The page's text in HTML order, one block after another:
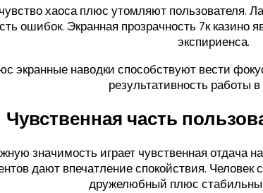
хаоса плюс утомляют пользователя.
ошибок. Экранная прозрачность 7к
экспириенса.
экранные наводки способствуют вести
результативность работы
Чувственная часть
значимость играет чувственная
дают впечатление спокойствия.
дружелюбный плюс